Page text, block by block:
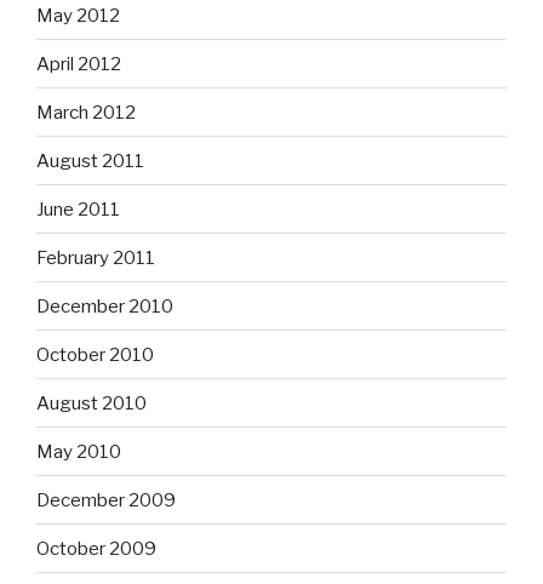
May 2012
April 2012
March 2012
August 2011
June 2011
February 2011
December 2010
October 2010
August 2010
May 2010
December 2009
October 2009